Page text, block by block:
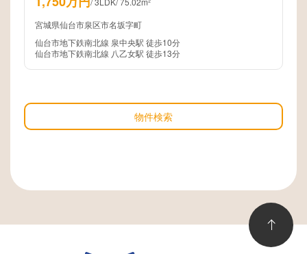
宮城県仙台市泉区市名坂字町
仙台市地下鉄南北線 泉中央駅 徒歩10分
仙台市地下鉄南北線 八乙女駅 徒歩13分
物件検索